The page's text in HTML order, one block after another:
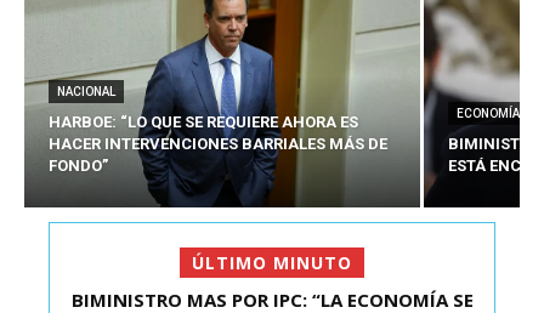
NACIONAL
HARBOE: “LO QUE SE REQUIERE AHORA ES
HACER INTERVENCIONES BARRIALES MÁS DE
FONDO”
ECONOMÍA
BIMINISTRO
ESTÁ
ÚLTIMO MINUTO
KAST SE REUNIÓ CON EL PRESIDENTE ELECTO DE
BIMINISTRO MAS POR IPC: “LA ECONOMÍA SE